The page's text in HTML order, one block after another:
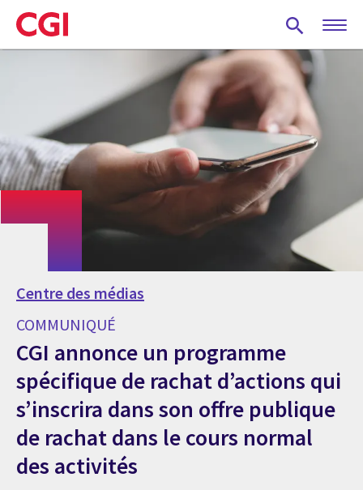
Skip
to
main
Centre des médias
COMMUNIQUÉ
CGI annonce un programme
spécifique de rachat d’actions qui
s’inscrira dans son offre publique
de rachat dans le cours normal
des activités